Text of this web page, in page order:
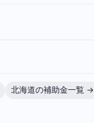
北海道の補助金一覧 →